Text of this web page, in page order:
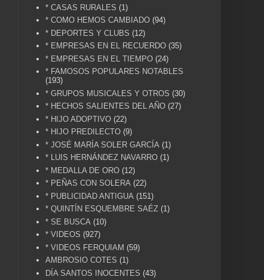
* CASAS RURALES (1)
* COMO HEMOS CAMBIADO (94)
* DEPORTES Y CLUBS (12)
* EMPRESAS EN EL RECUERDO (35)
* EMPRESAS EN EL TIEMPO (24)
* FAMOSOS POPULARES NOTABLES
(193)
* GRUPOS MUSICALES Y OTROS (30)
* HECHOS SALIENTES DEL AÑO (27)
* HIJO ADOPTIVO (22)
* HIJO PREDILECTO (9)
* JOSÉ MARÍA SOLER GARCÍA (1)
* LUIS HERNÁNDEZ NAVARRO (1)
* MEDALLA DE ORO (12)
* PEÑAS CON SOLERA (22)
* PUBLICIDAD ANTIGUA (151)
* QUINTÍN ESQUEMBRE SAÉZ (1)
* SE BUSCA (10)
* VIDEOS (927)
* VIDEOS FERQUIAM (59)
AMBROSIO COTES (1)
DÍA SANTOS INOCENTES (43)